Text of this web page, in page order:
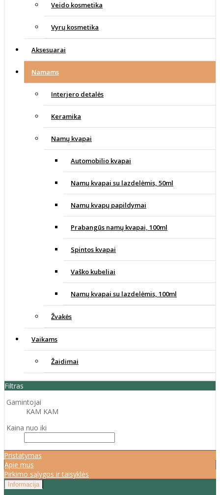
Veido kosmetika
Vyrų kosmetika
Aksesuarai
Namams
Interjero detalės
Keramika
Namų kvapai
Automobilio kvapai
Namų kvapai su lazdelėmis, 50ml
Namų kvapų papildymai
Prabangūs namų kvapai, 100ml
Spintos kvapai
Vaško kubeliai
Namų kvapai su lazdelėmis, 100ml
Žvakės
Vaikams
Žaidimai
Filtras
Gamintojai
KAM KAM
Kaina nuo iki
Pristatymas
Apie mus
Pirkimo sąlygos ir taisyklės
Informacija